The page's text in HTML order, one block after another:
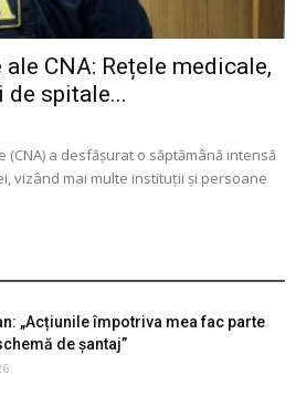
CNA: Rețele medicale,
spitale...
a desfășurat o săptămână intensă
vizând mai multe instituții și persoane
„Acțiunile împotriva mea fac parte
de șantaj”